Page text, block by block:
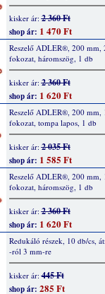
kisker ár:2 360 Ft
shop ár: 1 470 Ft
Reszelő ADLER®, 200 mm,
fokozat, háromszög, 1 db
kisker ár:2 360 Ft
shop ár: 1 620 Ft
Reszelő ADLER®, 200 mm,
fokozat, tompa lapos, 1 db
kisker ár:2 035 Ft
shop ár: 1 585 Ft
Reszelő ADLER®, 200 mm,
fokozat, háromszög, 1 db
kisker ár:2 360 Ft
shop ár: 1 620 Ft
Redukáló részek, 10 db/cs,
-ról 3 mm-re
kisker ár:445 Ft
shop ár: 285 Ft